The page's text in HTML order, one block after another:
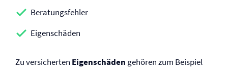
Beratungsfehler
Eigenschäden
Zu versicherten Eigenschäden gehören zum Beispiel